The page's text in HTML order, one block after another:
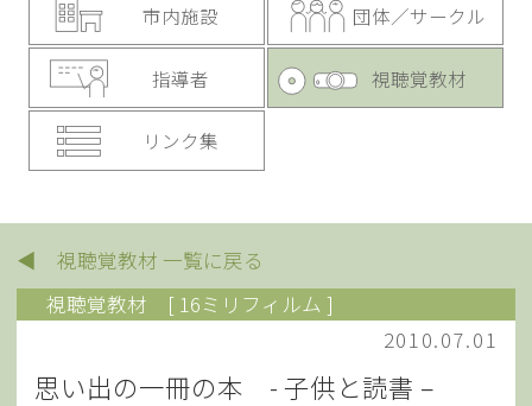
市内施設 団体／サークル
指導者 視聴覚教材
リンク集
◀ 視聴覚教材 一覧に戻る
視聴覚教材
[ 16ミリフィルム ]
2010.07.01
思い出の一冊の本 - 子供と読書 –